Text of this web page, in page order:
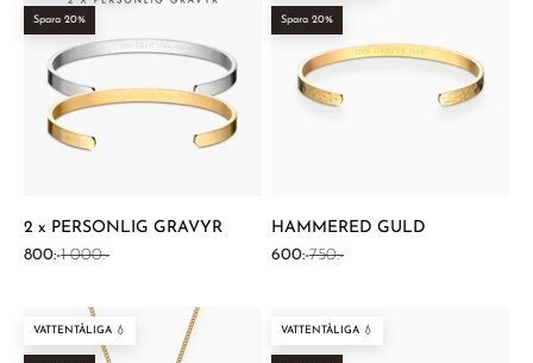
Spara 20%
2 x PERSONLIG GRAVYR
REA-pris
800:-Pris
1 000:-
Spara 20%
HAMMERED GULD
REA-pris
600:-Pris
750:-
VATTENTÅLIGA 💧 VATTENTÅLIGA 💧